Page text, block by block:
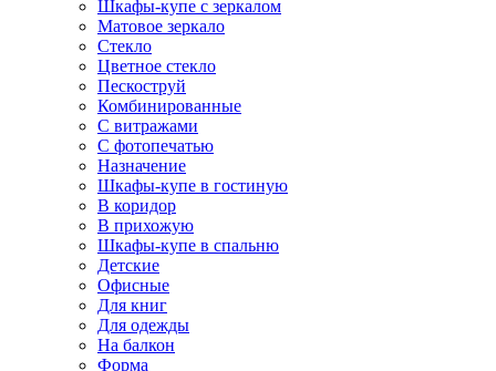
Шкафы-купе с зеркалом
Матовое зеркало
Стекло
Цветное стекло
Пескоструй
Комбинированные
С витражами
С фотопечатью
Назначение
Шкафы-купе в гостиную
В коридор
В прихожую
Шкафы-купе в спальню
Детские
Офисные
Для книг
Для одежды
На балкон
Форма